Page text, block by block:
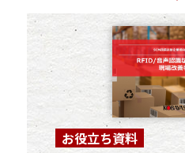
お役立ち資料